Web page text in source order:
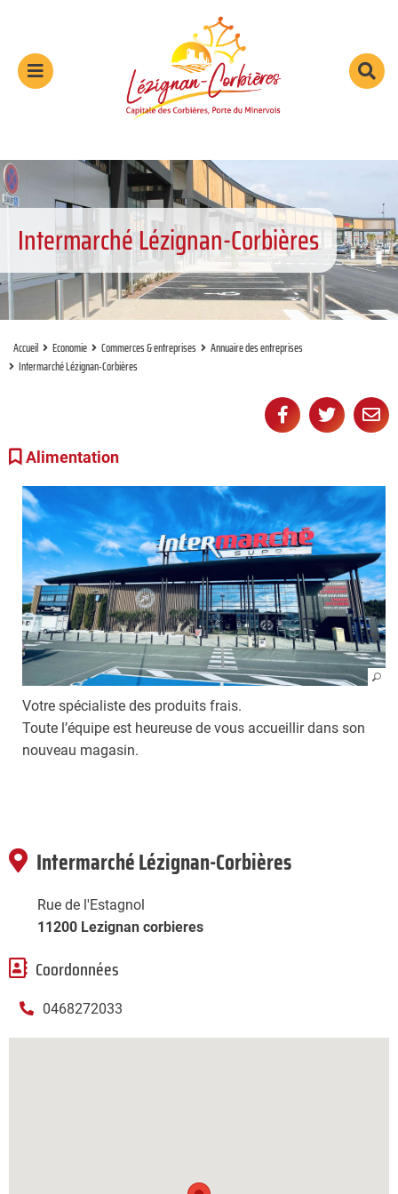
Menu
sur
Intermarché Lézignan-Corbières
Accueil Economie Commerces & entreprises
Annuaire des entreprises
Intermarché Lézignan-Corbières
Partager
Facebook

Twitter

e-
Alimentation
Votre spécialiste des produits frais.
Toute l’équipe est heureuse de vous accueillir dans son
nouveau magasin.
Intermarché Lézignan-Corbières
Rue de l'Estagnol
11200 Lezignan corbieres
Coordonnées
0468272033